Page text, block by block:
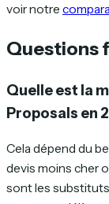
voir notre
Questions
Quelle est la
Proposals en
Cela dépend du
devis moins cher
sont les substituts